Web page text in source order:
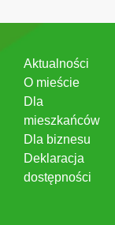
Aktualności
O mieście
Dla
mieszkańców
Dla biznesu
Deklaracja
dostępności